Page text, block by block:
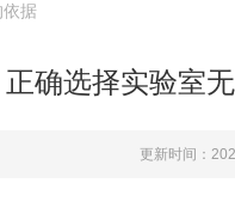
据
正确选择实验室
更新时间：